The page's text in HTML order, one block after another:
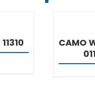
CAMO